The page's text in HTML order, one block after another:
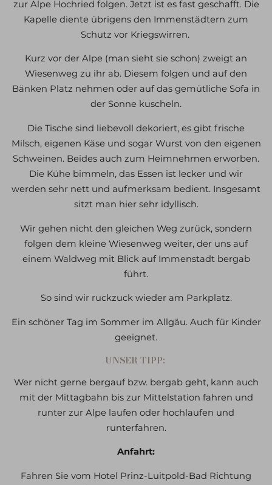
zur Alpe Hochried folgen. Jetzt ist es fast geschafft. Die
Kapelle diente übrigens den Immenstädtern zum
Schutz vor Kriegswirren.
Kurz vor der Alpe (man sieht sie schon) zweigt an
Wiesenweg zu ihr ab. Diesem folgen und auf den
Bänken Platz nehmen oder auf das gemütliche Sofa in
der Sonne kuscheln.
Die Tische sind liebevoll dekoriert, es gibt frische
Milsch, eigenen Käse und sogar Wurst von den eigenen
Schweinen. Beides auch zum Heimnehmen erworben.
Die Kühe bimmeln, das Essen ist lecker und wir
werden sehr nett und aufmerksam bedient. Insgesamt
sitzt man hier sehr idyllisch.
Wir gehen nicht den gleichen Weg zurück, sondern
folgen dem kleine Wiesenweg weiter, der uns auf
einem Waldweg mit Blick auf Immenstadt bergab
führt.
So sind wir ruckzuck wieder am Parkplatz.
Ein schöner Tag im Sommer im Allgäu. Auch für Kinder
geeignet.
UNSER TIPP:
Wer nicht gerne bergauf bzw. bergab geht, kann auch
mit der Mittagbahn bis zur Mittelstation fahren und
runter zur Alpe laufen oder hochlaufen und
runterfahren.
Anfahrt:
Fahren Sie vom Hotel Prinz-Luitpold-Bad Richtung